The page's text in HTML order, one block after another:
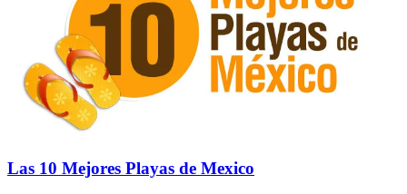
Las 10 Mejores Playas de Mexico